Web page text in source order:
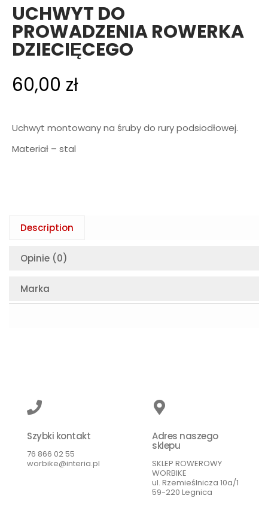
UCHWYT DO
PROWADZENIA ROWERKA
DZIECIĘCEGO
60,00 zł
Uchwyt montowany na śruby do rury podsiodłowej.
Materiał – stal
Description
Opinie (0)
Marka
Szybki kontakt
76 866 02 55
worbike@interia.pl
Adres naszego
sklepu
SKLEP ROWEROWY
WORBIKE
ul. Rzemieślnicza 10a/1
59-220 Legnica